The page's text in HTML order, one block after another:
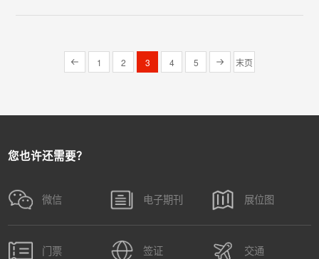
1 2 3 4 5 末页
您也许还需要？
微信 电子期刊 展位图
门票 签证 交通